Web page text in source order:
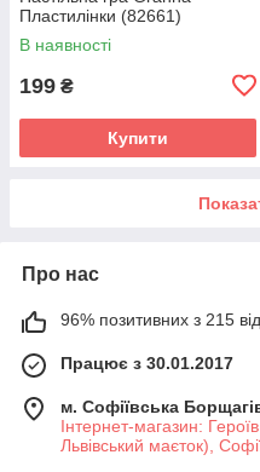
Пластилінки (82661)
В наявності
199 ₴
Купити
Про нас
96% позитивних з 215
Працює з 30.01.2017
м. Софіївська
Інтернет-магазин:
Львівський маєток),